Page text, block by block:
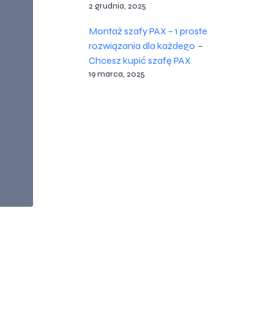
2 grudnia, 2025
Montaż szafy PAX – 1 proste
rozwiązania dla każdego –
Chcesz kupić szafę PAX
19 marca, 2025